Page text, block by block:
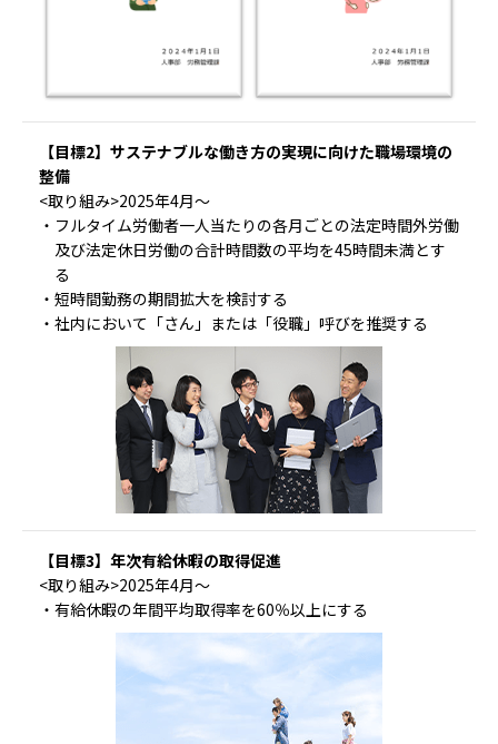
【目標2】サステナブルな働き方の実現に向けた職場環境の
整備
<取り組み>2025年4月～
・フルタイム労働者一人当たりの各月ごとの法定時間外労働
及び法定休日労働の合計時間数の平均を45時間未満とす
る
・短時間勤務の期間拡大を検討する
・社内において「さん」または「役職」呼びを推奨する
【目標3】年次有給休暇の取得促進
<取り組み>2025年4月～
・有給休暇の年間平均取得率を60％以上にする